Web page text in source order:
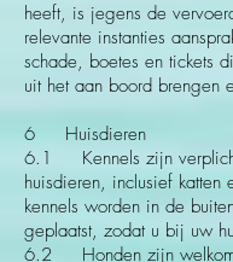
heeft, is jegens de
relevante instanties
schade, boetes en tickets
uit het aan boord brengen
6 Huisdieren
6.1 Kennels zijn
huisdieren, inclusief katten
kennels worden in de
geplaatst, zodat u bij uw
6.2 Honden zijn